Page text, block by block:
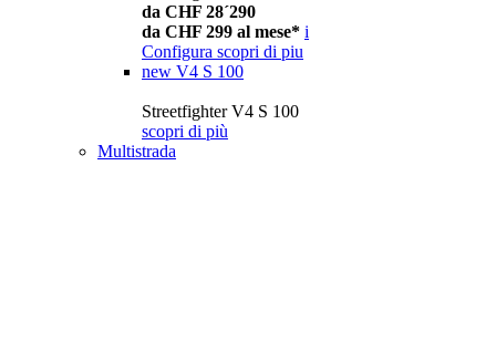
da CHF 28´290
da CHF 299 al mese* i
Configura scopri di piu
new V4 S 100
Streetfighter V4 S 100
scopri di più
Multistrada